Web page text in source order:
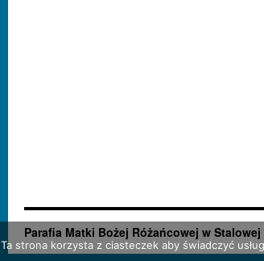
Parafia Matki Bożej Różańcowej w Stalowej
Ta strona korzysta z ciasteczek aby świadczyć